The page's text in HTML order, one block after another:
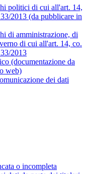
politici di cui all'art. 14,
2013 (da pubblicare in
di amministrazione, di
di cui all'art. 14, co.
2013
(documentazione da
web)
dei dati
o incompleta